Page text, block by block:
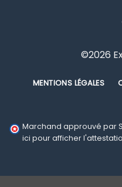
©2026
MENTIONS LÉGALES
Marchand approuvé par
ici pour afficher